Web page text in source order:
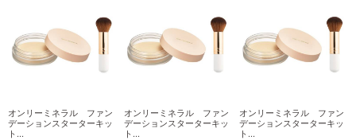
オンリーミネラル ファン
デーションスターターキッ
ト...
オンリーミネラル ファン
デーションスターターキッ
ト...
オンリーミネラル ファン
デーションスターターキッ
ト...